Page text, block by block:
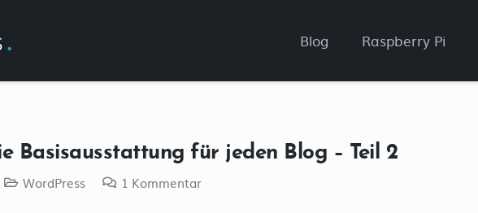
Blog Raspberry Pi
Basisausstattung für jeden Blog – Teil 2
WordPress 1 Kommentar